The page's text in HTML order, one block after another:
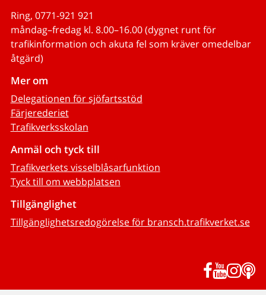
Ring, 0771-921 921
måndag–fredag kl. 8.00–16.00 (dygnet runt för
trafikinformation och akuta fel som kräver omedelbar
åtgärd)
Mer om
Delegationen för sjöfartsstöd
Färjerederiet
Trafikverksskolan
Anmäl och tyck till
Trafikverkets visselblåsarfunktion
Tyck till om webbplatsen
Tillgänglighet
Tillgänglighetsredogörelse för bransch.trafikverket.se
Facebook
YouTube